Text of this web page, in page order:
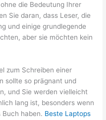
die Bedeutung Ihrer
Sie daran, dass Leser, die
und einige grundlegende
aber sie möchten kein
zum Schreiben einer
sollte so prägnant und
und Sie werden vielleicht
lang ist, besonders wenn
Buch haben. Beste Laptops